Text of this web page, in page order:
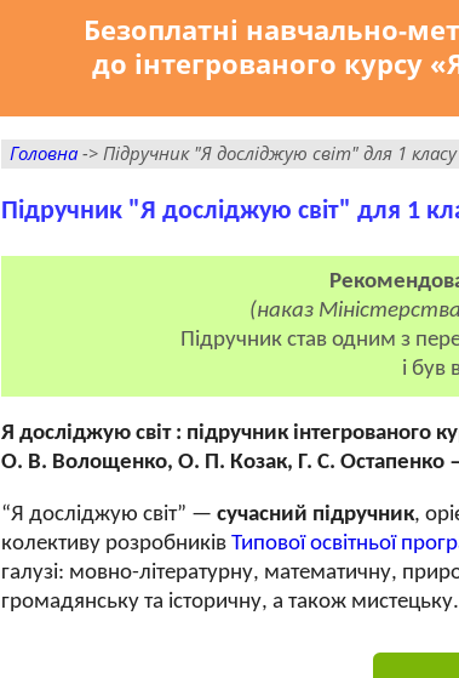
Безоплатні навчально-
до інтегрованого курсу
Головна-> Підручник "Я досліджую світ" для 1 класу
Підручник "Я досліджую світ" для 1
(наказ
Підручник став одним з
і
Я досліджую світ : підручник інтегрованого
О. В. Волощенко, О. П. Козак, Г. С. Остапенко
“Я досліджую світ” — сучасний підручник,
колективу розробників Типової освітньої
галузі: мовно-літературну, математичну,
громадянську та історичну, а також мистецьку.